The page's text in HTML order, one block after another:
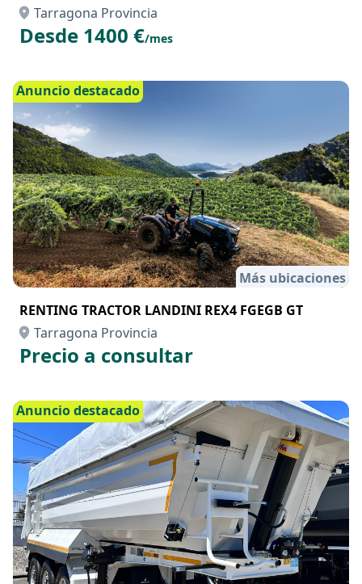
Tarragona Provincia
Desde 1400 €/mes
Anuncio destacado
Más ubicaciones
RENTING TRACTOR LANDINI REX4 FGEGB GT
Tarragona Provincia
Precio a consultar
Anuncio destacado